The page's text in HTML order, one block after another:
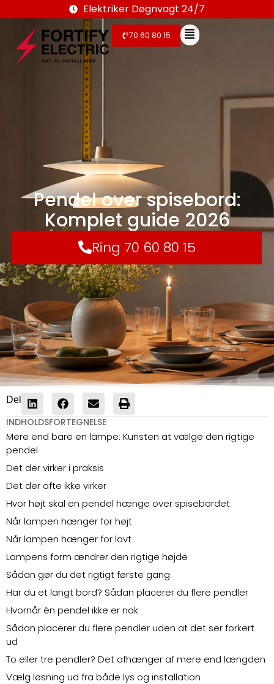
Elektriker Døgnvagt 24/7
70 60 80 15
Pendel over spisebord:
Komplet guide 2026
Ring 70 60 80 15
Del
INDHOLDSFORTEGNELSE
Mere end bare en lampe: Kunsten at vælge den rigtige
pendel
Det der virker i praksis
Det der ofte ikke virker
Hvor højt skal en pendel hænge over spisebordet
Når lampen hænger for højt
Når lampen hænger for lavt
Lampens form ændrer den rigtige højde
Sådan gør du det rigtigt første gang
Har du et langt bord? Sådan placerer du flere pendler
Hvornår én pendel ikke er nok
Sådan placerer du flere pendler uden at det ser forkert
ud
To eller tre pendler? Det afhænger af mere end længden
Vælg løsning ud fra både lys og installation